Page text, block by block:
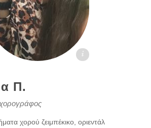
Αλεξάνδρα Π. daskaloi.gr
Π.
χορού ζειμπέκικο, οριεντάλ